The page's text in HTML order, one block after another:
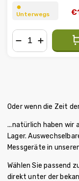
⏺︎
Unterwegs
Oder wenn die Zeit
...natürlich haben wir
Lager.
Messgeräte in
Wählen Sie passend
direkt unter der